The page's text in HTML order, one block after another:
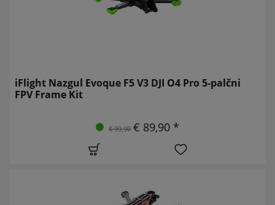
iFlight Nazgul Evoque F5 V3 DJI O4 Pro 5-palčni
FPV Frame Kit
€ 99,90 € 89,90 *